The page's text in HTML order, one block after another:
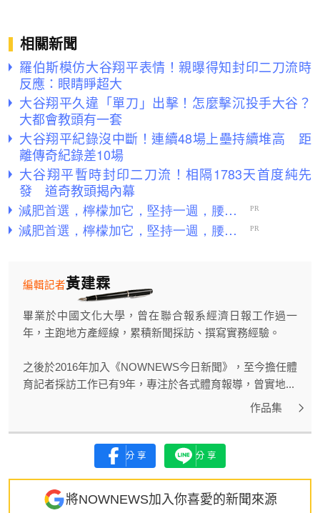
相關新聞
羅伯斯模仿大谷翔平表情！親曝得知封印二刀流時
反應：眼睛睜超大
大谷翔平久違「單刀」出擊！怎麼擊沉投手大谷？
大都會教頭有一套
大谷翔平紀錄沒中斷！連續48場上壘持續堆高 距
離傳奇紀錄差10場
大谷翔平暫時封印二刀流！相隔1783天首度純先
發 道奇教頭揭內幕
黃建霖
編輯記者
畢業於中國文化大學，曾在聯合報系經濟日報工作過一
年，主跑地方產經線，累積新聞採訪、撰寫實務經驗。
之後於2016年加入《NOWNEWS今日新聞》，至今擔任體
育記者採訪工作已有9年，專注於各式體育報導，曾實地...
作品集
分享 分享
將NOWNEWS加入你喜愛的新聞來源